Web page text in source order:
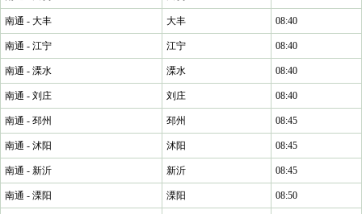
南通 - 大丰 大丰 08:40
南通 - 江宁 江宁 08:40
南通 - 溧水 溧水 08:40
南通 - 刘庄 刘庄 08:40
南通 - 邳州 邳州 08:45
南通 - 沭阳 沭阳 08:45
南通 - 新沂 新沂 08:45
南通 - 溧阳 溧阳 08:50